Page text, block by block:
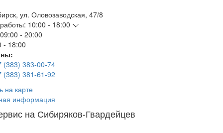
, ул. Оловозаводская, 47/8
10:00 - 18:00
09:00 - 20:00
- 18:00
(383) 383-00-74
(383) 381-61-92
на карте
информация
на Сибиряков-Гвардейцев